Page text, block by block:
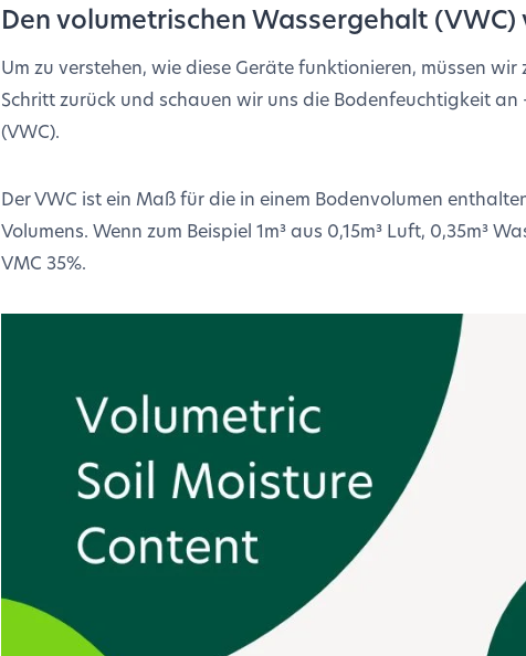
Den volumetrischen Wassergehalt (VWC)
Um zu verstehen, wie diese Geräte funktionieren, müssen
Schritt zurück und schauen wir uns die Bodenfeuchtigkeit
(VWC).
Der VWC ist ein Maß für die in einem Bodenvolumen
Volumens. Wenn zum Beispiel 1m³ aus 0,15m³ Luft, 0,35m³
VMC 35%.